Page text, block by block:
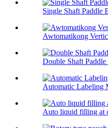
Single Shaft Paddle
Awtomatikong
Double Shaft
Automatic Labeling
Auto liquid filling at